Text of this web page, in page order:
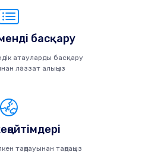
басқару
атауларды басқару
ләззат алыңыз
таңдауынан таңдаңыз